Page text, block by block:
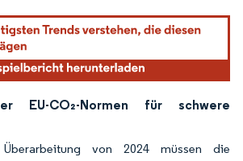
EU-CO₂-Normen für schwere
von 2024 müssen die